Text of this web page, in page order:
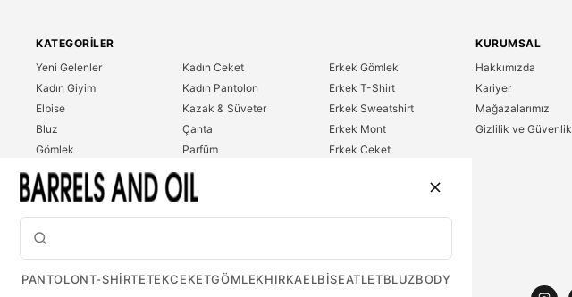
KATEGORILER
Yeni Gelenler
Kadın Giyim
Elbise
Bluz
Gömlek
T-Shirt
Sweatshirt
Kadın Ceket
Kadın Pantolon
Kazak & Süveter
Çanta
Parfüm
Erkek Giyim
Erkek Gömlek
Erkek T-Shirt
Erkek Sweatshirt
Erkek Mont
Erkek Ceket
KURUMSAL
Hakkımızda
Kariyer
Mağazalarımız
Gizlilik ve Güvenlik
PANTOLONT-SHIRTETEKCEKETGÖMLEKHIRKAELBISEATLETBLUZBODY